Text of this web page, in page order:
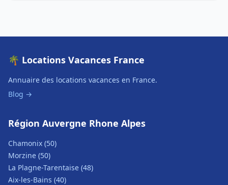
🌴 Locations Vacances France
Annuaire des locations vacances en France.
Blog →
Région Auvergne Rhone Alpes
Chamonix (50)
Morzine (50)
La Plagne-Tarentaise (48)
Aix-les-Bains (40)